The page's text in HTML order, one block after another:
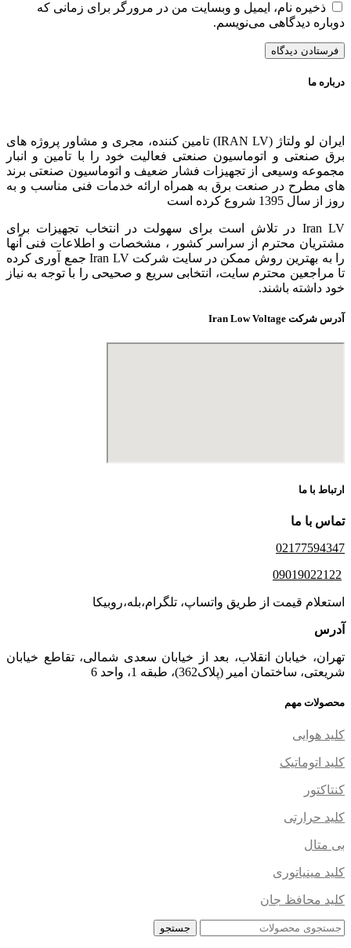
ذخیره نام، ایمیل و وبسایت من در مرورگر برای زمانی که
دوباره دیدگاهی می‌نویسم.
درباره ما
ایران لو ولتاژ (IRAN LV) تامین کننده، مجری و مشاور پروژه های
برق صنعتی و اتوماسیون صنعتی فعالیت خود را با تامین و انبار
مجموعه وسیعی از تجهیزات فشار ضعیف و اتوماسیون صنعتی برند
های مطرح در صنعت برق به همراه ارائه خدمات فنی مناسب و به
روز از سال 1395 شروع کرده است
Iran LV در تلاش است برای سهولت در انتخاب تجهیزات برای
مشتریان محترم از سراسر کشور ، مشخصات و اطلاعات فنی آنها
را به بهترین روش ممکن در سایت شرکت Iran LV جمع آوری کرده
تا مراجعین محترم سایت، انتخابی سریع و صحیحی را با توجه به نیاز
خود داشته باشند.
آدرس شرکت Iran Low Voltage
ارتباط با ما
تماس با ما
02177594347
09019022122
استعلام قیمت از طریق واتساپ، تلگرام،بله،روبیکا
آدرس
تهران، خیابان انقلاب، بعد از خیابان سعدی شمالی، تقاطع خیابان
شریعتی، ساختمان امیر (پلاک362)، طبقه 1، واحد 6
محصولات مهم
کلید هوایی
کلید اتوماتیک
کنتاکتور
کلید حرارتی
بی متال
کلید مینیاتوری
کلید محافظ جان
جستجو